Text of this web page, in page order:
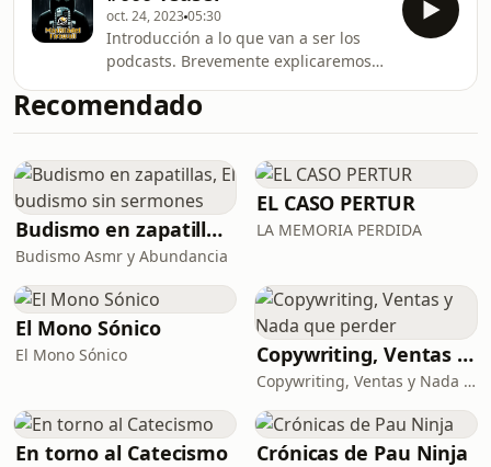
además Javier Kontos nos trae
noticias y novedades gaming y sobre
el Apple Event. Te lo vas a perder?
Redes sociales: Invitad@: Twitter:
https://twitter.com/cloureiro80
Producción: Luis Diago de Aguilar
https://twitter.com/h3st4k3r Javier
oct. 24, 202305:30
Introducción a lo que van a ser los
podcasts. Brevemente explicaremos
¡Esperemos que os guste!
Recomendado
Budismo en zapatillas, El budismo sin sermones
Budismo Asmr y Abundancia
EL CASO PERTUR
LA MEMORIA PERDIDA
El Mono Sónico
El Mono Sónico Copywriting, Ventas y Nada que perder
Copywriting, Ventas y Nada que Perder
En torno al Catecismo Crónicas de Pau Ninja